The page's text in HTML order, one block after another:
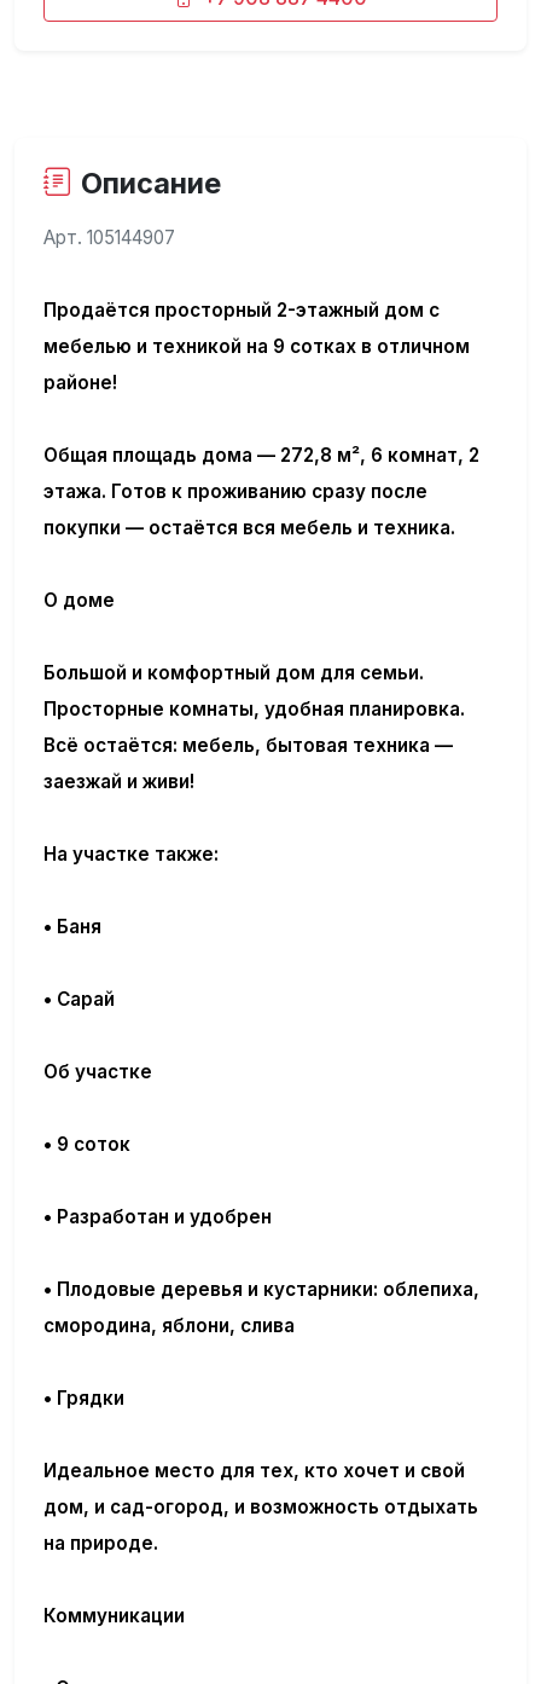
Описание
Арт. 105144907
Продаётся просторный 2-этажный дом с
мебелью и техникой на 9 сотках в отличном
районе!
Общая площадь дома — 272,8 м², 6 комнат, 2
этажа. Готов к проживанию сразу после
покупки — остаётся вся мебель и техника.
О доме
Большой и комфортный дом для семьи.
Просторные комнаты, удобная планировка.
Всё остаётся: мебель, бытовая техника —
заезжай и живи!
На участке также:
• Баня
• Сарай
Об участке
• 9 соток
• Разработан и удобрен
• Плодовые деревья и кустарники: облепиха,
смородина, яблони, слива
• Грядки
Идеальное место для тех, кто хочет и свой
дом, и сад-огород, и возможность отдыхать
на природе.
Коммуникации